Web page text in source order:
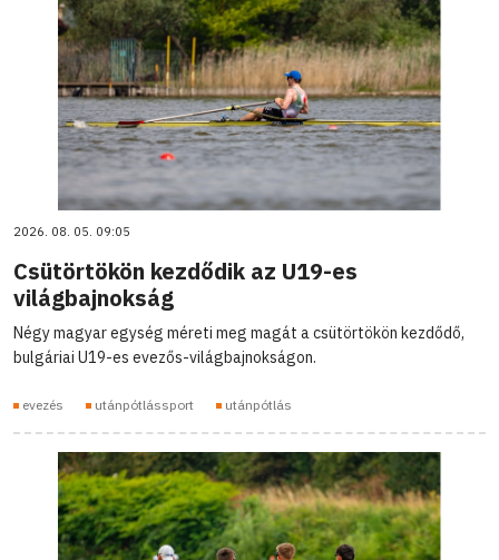
2026. 08. 05. 09:05
Csütörtökön kezdődik az U19-es
világbajnokság
Négy magyar egység méreti meg magát a csütörtökön kezdődő,
bulgáriai U19-es evezős-világbajnokságon.
evezés utánpótlássport utánpótlás